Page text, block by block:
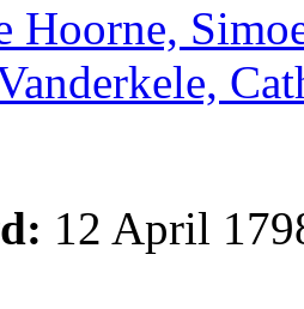
Hoorne,
12 April